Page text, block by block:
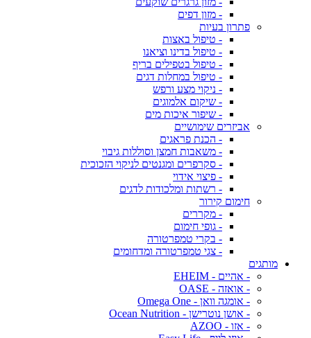
- מזון דפים
פתרון בעיות
- טיפול באצות
- טיפול בדינו וציאנו
- טיפול בטפילים בריף
- טיפול במחלות דגים
- ניקוי מצע ורפש
- שיקום אלמוגים
- שיפור איכות מים
אביזרים שימושיים
- הכנת פראגים
- משאבות חמצן וסוללות גיבוי
- סקרפרים ומגנטים לניקוי הזכוכית
- פיצוי אידוי
- רשתות ומלכודות לדגים
חימום קירור
- מקררים
- גופי חימום
- בקרי טמפרטורה
- צגי טמפרטורה ומדחומים
מותגים
- אהיים - EHEIM
- אואזה - OASE
- אומגה וואן - Omega One
- אושן נוטרישן - Ocean Nutrition
- אזו - AZOO